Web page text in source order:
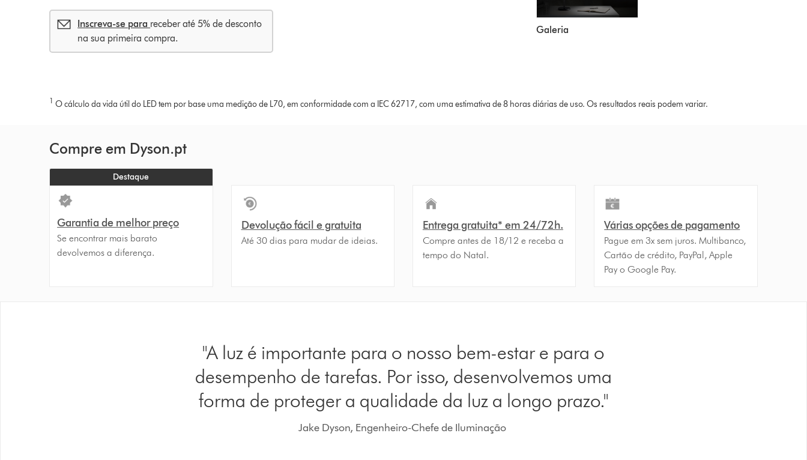
Inscreva-se para receber até 5% de desconto
na sua primeira compra.
Galeria
1 O cálculo da vida útil do LED tem por base uma medição de L70, em conformidade com a IEC 62717, com uma estimativa de 8 horas diárias de uso. Os resultados reais podem variar.
Compre em Dyson.pt
Destaque
Garantia de melhor preço
Se encontrar mais barato
devolvemos a diferença.
Devolução fácil e gratuita
Até 30 dias para mudar de ideias.
Entrega gratuita* em 24/72h.
Compre antes de 18/12 e receba a
tempo do Natal.
Várias opções de pagamento
Pague em 3x sem juros. Multibanco,
Cartão de crédito, PayPal, Apple
Pay o Google Pay.
"A luz é importante para o nosso bem-estar e para o
desempenho de tarefas. Por isso, desenvolvemos uma
forma de proteger a qualidade da luz a longo prazo."
Jake Dyson, Engenheiro-Chefe de Iluminação